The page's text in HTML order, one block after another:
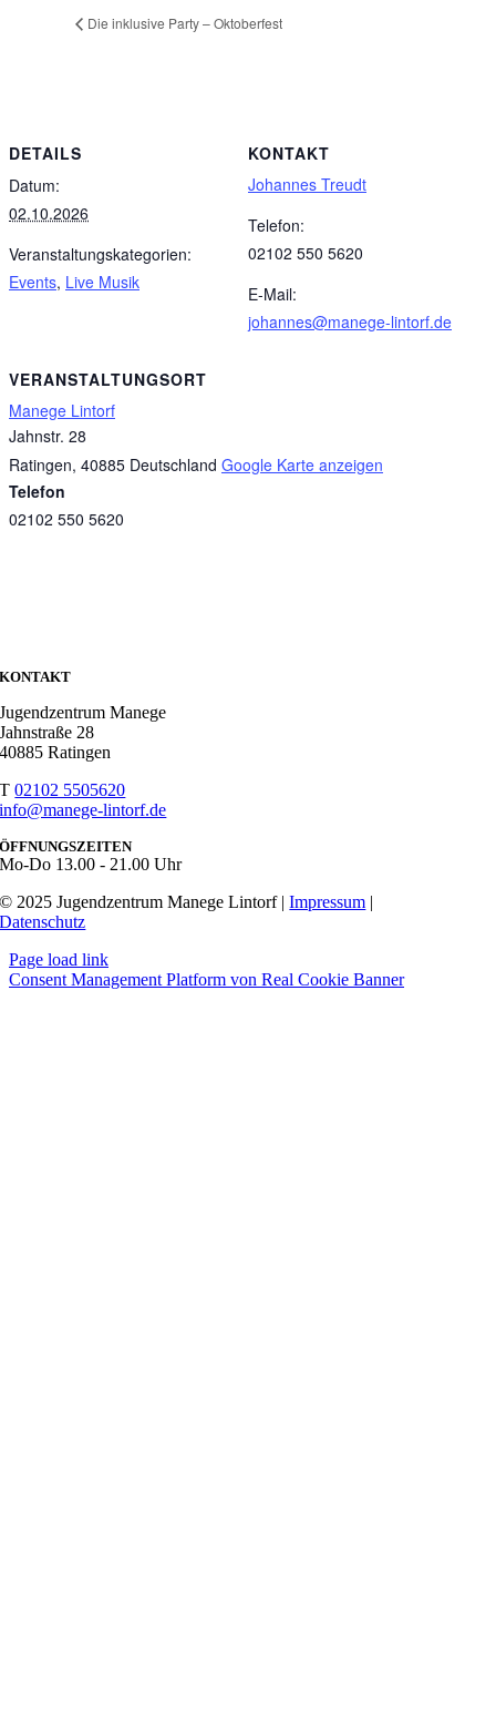
Die inklusive Party – Oktoberfest
DETAILS
Datum:
02.10.2026
Veranstaltungskategorien:
Events, Live Musik
VERANSTALTUNGSORT
Manege Lintorf
Jahnstr. 28
Ratingen, 40885 Deutschland Google Karte anzeigen
Telefon
02102 550 5620
KONTAKT
Johannes Treudt
Telefon:
02102 550 5620
E-Mail:
johannes@manege-lintorf.de
KONTAKT
Jugendzentrum Manege
Jahnstraße 28
40885 Ratingen
T02102 5505620
info@manege-lintorf.de
ÖFFNUNGSZEITEN
Mo-Do 13.00 - 21.00 Uhr
© 2025 Jugendzentrum Manege Lintorf |Impressum |
Datenschutz
Page load link
Consent Management Platform von Real Cookie Banner